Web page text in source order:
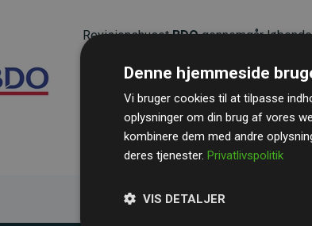
RevisionshusetBDOgennemgår
gennemsnit kompenserer for
200% af
CO₂-udledninger .
Denne hjemmeside
Vi bruger cookies til at tilpasse
oplysninger om din brug af vores
kombinere dem med andre
deres tjenester. Privatlivspolitik
VIS DETALJER